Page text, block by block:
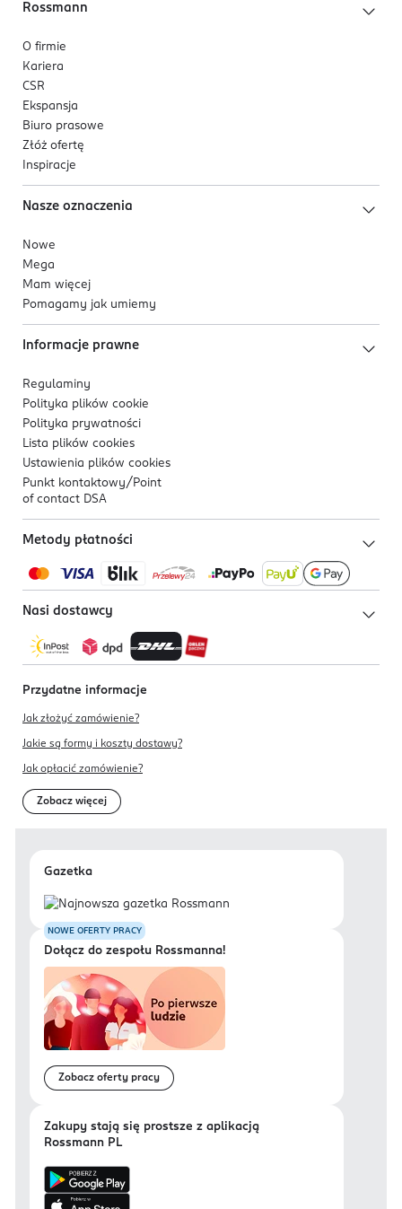
Rossmann
O firmie
Kariera
CSR
Ekspansja
Biuro prasowe
Złóż ofertę
Inspiracje
Nasze oznaczenia
Nowe
Mega
Mam więcej
Pomagamy jak umiemy
Informacje prawne
Regulaminy
Polityka plików cookie
Polityka prywatności
Lista plików cookies
Ustawienia plików cookies
Punkt kontaktowy/ Point
of contact DSA
Metody płatności
Nasi dostawcy
Przydatne informacje
Jak złożyć zamówienie?
Jakie są formy i koszty dostawy?
Jak opłacić zamówienie?
Zobacz więcej
Gazetka
NOWE OFERTY PRACY
Dołącz do zespołu Rossmanna!
Zobacz oferty pracy
Zakupy stają się prostsze z aplikacją
Rossmann PL